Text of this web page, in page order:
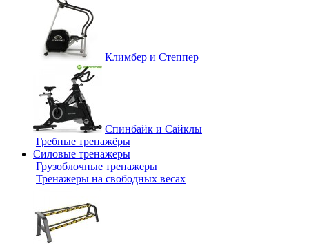
Климбер и Степпер
Спинбайк и Сайклы
Гребные тренажёры
Силовые тренажеры
Грузоблочные тренажеры
Тренажеры на свободных весах